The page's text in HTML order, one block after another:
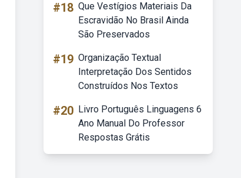
#18 Que Vestígios Materiais Da
Escravidão No Brasil Ainda
São Preservados
#19 Organização Textual
Interpretação Dos Sentidos
Construídos Nos Textos
#20 Livro Português Linguagens 6
Ano Manual Do Professor
Respostas Grátis